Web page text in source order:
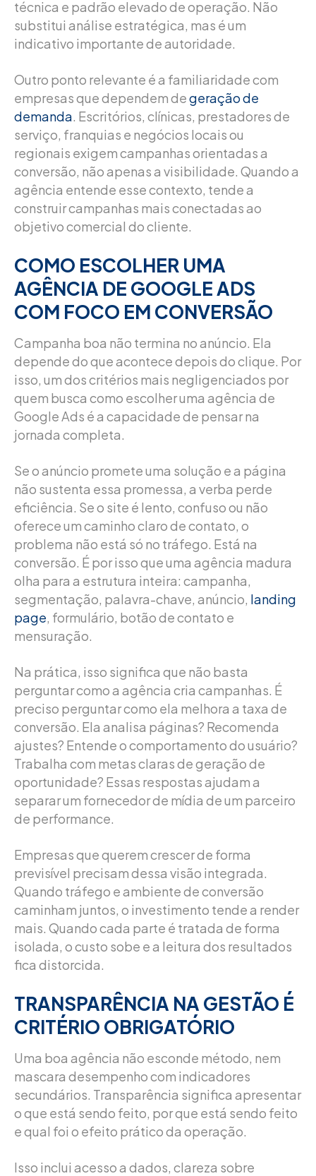
técnica e padrão elevado de operação. Não
substitui análise estratégica, mas é um
indicativo importante de autoridade.
Outro ponto relevante é a familiaridade com
empresas que dependem degeração de
demanda. Escritórios, clínicas, prestadores de
serviço, franquias e negócios locais ou
regionais exigem campanhas orientadas a
conversão, não apenas a visibilidade. Quando a
agência entende esse contexto, tende a
construir campanhas mais conectadas ao
objetivo comercial do cliente.
COMO ESCOLHER UMA
AGÊNCIA DE GOOGLE ADS
COM FOCO EM CONVERSÃO
Campanha boa não termina no anúncio. Ela
depende do que acontece depois do clique. Por
isso, um dos critérios mais negligenciados por
quem busca como escolher uma agência de
Google Ads é a capacidade de pensar na
jornada completa.
Se o anúncio promete uma solução e a página
não sustenta essa promessa, a verba perde
eficiência. Se o site é lento, confuso ou não
oferece um caminho claro de contato, o
problema não está só no tráfego. Está na
conversão. É por isso que uma agência madura
olha para a estrutura inteira: campanha,
segmentação, palavra-chave, anúncio, landing
page, formulário, botão de contato e
mensuração.
Na prática, isso significa que não basta
perguntar como a agência cria campanhas. É
preciso perguntar como ela melhora a taxa de
conversão. Ela analisa páginas? Recomenda
ajustes? Entende o comportamento do usuário?
Trabalha com metas claras de geração de
oportunidade? Essas respostas ajudam a
separar um fornecedor de mídia de um parceiro
de performance.
Empresas que querem crescer de forma
previsível precisam dessa visão integrada.
Quando tráfego e ambiente de conversão
caminham juntos, o investimento tende a render
mais. Quando cada parte é tratada de forma
isolada, o custo sobe e a leitura dos resultados
fica distorcida.
TRANSPARÊNCIA NA GESTÃO É
CRITÉRIO OBRIGATÓRIO
Uma boa agência não esconde método, nem
mascara desempenho com indicadores
secundários. Transparência significa apresentar
o que está sendo feito, por que está sendo feito
e qual foi o efeito prático da operação.
Isso inclui acesso a dados, clareza sobre